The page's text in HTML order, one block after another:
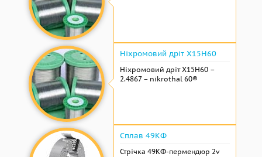
Ніхромовий дріт Х15Н60
Ніхромовий дріт Х15Н60 –
2.4867 – nikrothal 60®
Сплав 49КФ
Стрічка 49КФ-пермендюр 2v